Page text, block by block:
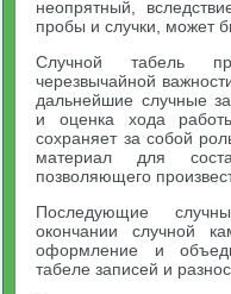
неопрятный,
пробы и случки, может
Случной табель
черезвычайной
дальнейшие случные
и оценка хода
сохраняет за собой
материал для
позволяющего
Последующие
окончании случной
оформление и
табеле записей и